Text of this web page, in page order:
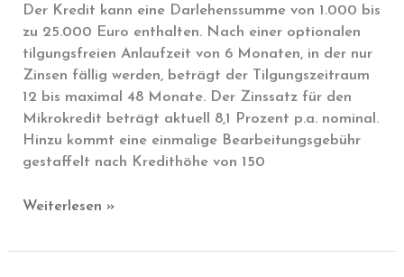
Der Kredit kann eine Darlehenssumme von 1.000 bis
zu 25.000 Euro enthalten. Nach einer optionalen
tilgungsfreien Anlaufzeit von 6 Monaten, in der nur
Zinsen fällig werden, beträgt der Tilgungszeitraum
12 bis maximal 48 Monate. Der Zinssatz für den
Mikrokredit beträgt aktuell 8,1 Prozent p.a. nominal.
Hinzu kommt eine einmalige Bearbeitungsgebühr
gestaffelt nach Kredithöhe von 150
Wie
die
Weiterlesen »